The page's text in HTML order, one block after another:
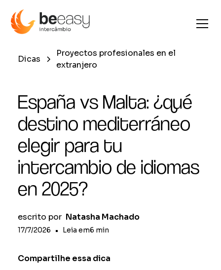
Dicas
Proyectos profesionales en el
extranjero
España vs Malta: ¿qué
destino mediterráneo
elegir para tu
intercambio de idiomas
en 2025?
escrito por Natasha Machado
17/7/2026 • Leia em6 min
Compartilhe essa dica